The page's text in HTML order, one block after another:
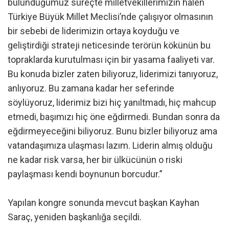
bulunduğumuz süreçte milletvekillerimizin halen
Türkiye Büyük Millet Meclisi’nde çalışıyor olmasının
bir sebebi de liderimizin ortaya koyduğu ve
geliştirdiği strateji neticesinde terörün kökünün bu
topraklarda kurutulması için bir yasama faaliyeti var.
Bu konuda bizler zaten biliyoruz, liderimizi tanıyoruz,
anlıyoruz. Bu zamana kadar her seferinde
söylüyoruz, liderimiz bizi hiç yanıltmadı, hiç mahcup
etmedi, başımızı hiç öne eğdirmedi. Bundan sonra da
eğdirmeyeceğini biliyoruz. Bunu bizler biliyoruz ama
vatandaşımıza ulaşması lazım. Liderin almış olduğu
ne kadar risk varsa, her bir ülkücünün o riski
paylaşması kendi boynunun borcudur.”
Yapılan kongre sonunda mevcut başkan Kayhan
Saraç, yeniden başkanlığa seçildi.